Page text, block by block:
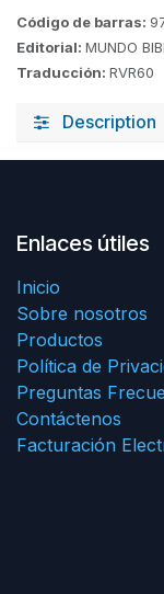
Código de barras:
Editorial: MUNDO
Traducción: RVR60
Description
Enlaces útiles
Inicio
Sobre nosotros
Productos
Política de
Preguntas
Contáctenos
Facturación